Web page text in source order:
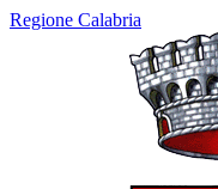
Regione Calabria